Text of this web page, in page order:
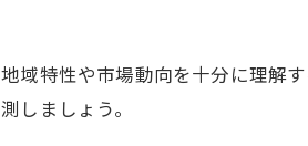
域特性や市場動向を十分に理解
しましょう。